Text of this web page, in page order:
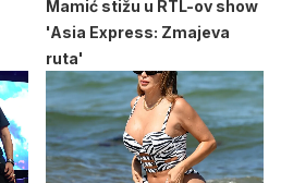
Mamić stižu u RTL-ov show
'Asia Express: Zmajeva
ruta'